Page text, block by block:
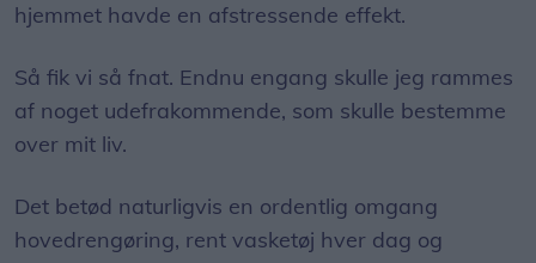
hjemmet havde en afstressende effekt.
Så fik vi så fnat. Endnu engang skulle jeg rammes
af noget udefrakommende, som skulle bestemme
over mit liv.
Det betød naturligvis en ordentlig omgang
hovedrengøring, rent vasketøj hver dag og